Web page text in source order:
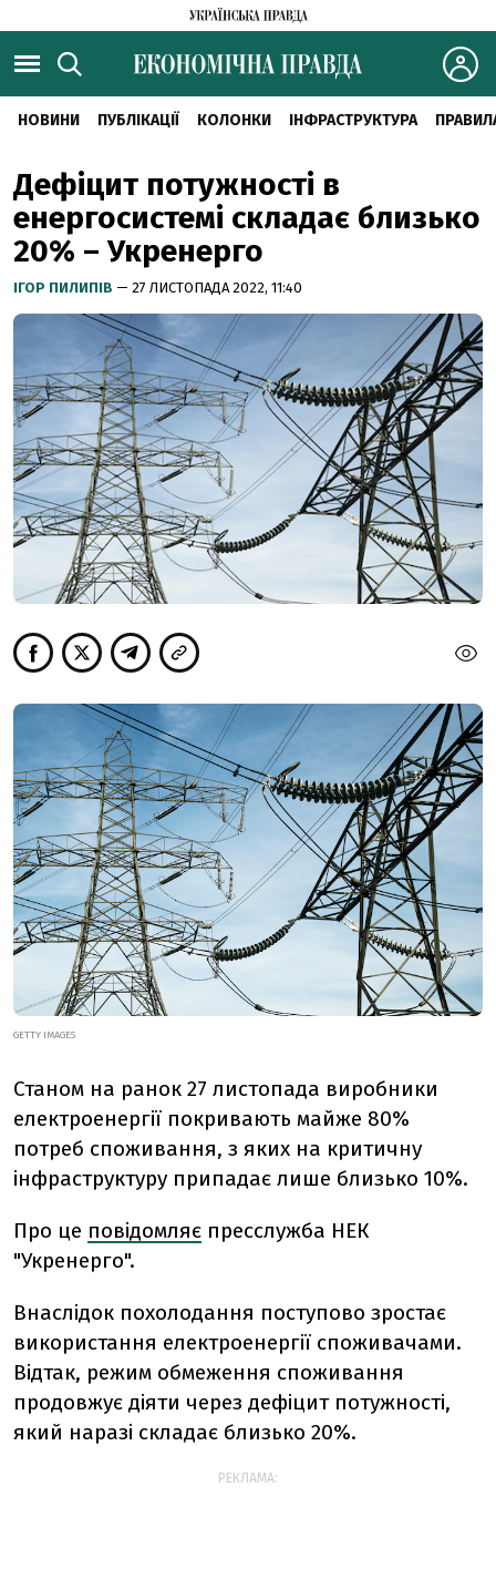
НОВИНИ ПУБЛІКАЦІЇ КОЛОНКИ ІНФРАСТРУКТУРА
Дефіцит потужності в
енергосистемі складає близько
20% – Укренерго
ІГОР ПИЛИПІВ — 27 ЛИСТОПАДА 2022, 11:40
GETTY IMAGES
Станом на ранок 27 листопада виробники
електроенергії покривають майже 80%
потреб споживання, з яких на критичну
інфраструктуру припадає лише близько 10%.
Про це повідомляє пресслужба НЕК
"Укренерго".
Внаслідок похолодання поступово зростає
використання електроенергії споживачами.
Відтак, режим обмеження споживання
продовжує діяти через дефіцит потужності,
який наразі складає близько 20%.
РЕКЛАМА: